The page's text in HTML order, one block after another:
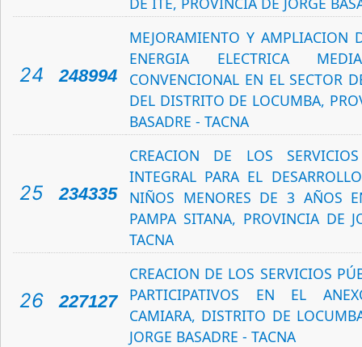
24 248994
MEJORAMIENTO Y AMPLIACION
ENERGIA ELECTRICA
CONVENCIONAL EN EL SECTOR
DEL DISTRITO DE LOCUMBA,
BASADRE - TACNA
25 234335
CREACION DE LOS
INTEGRAL PARA EL
NIÑOS MENORES DE 3 AÑOS
PAMPA SITANA, PROVINCIA DE
TACNA
26 227127
CREACION DE LOS SERVICIOS
PARTICIPATIVOS EN EL
CAMIARA, DISTRITO DE
JORGE BASADRE - TACNA